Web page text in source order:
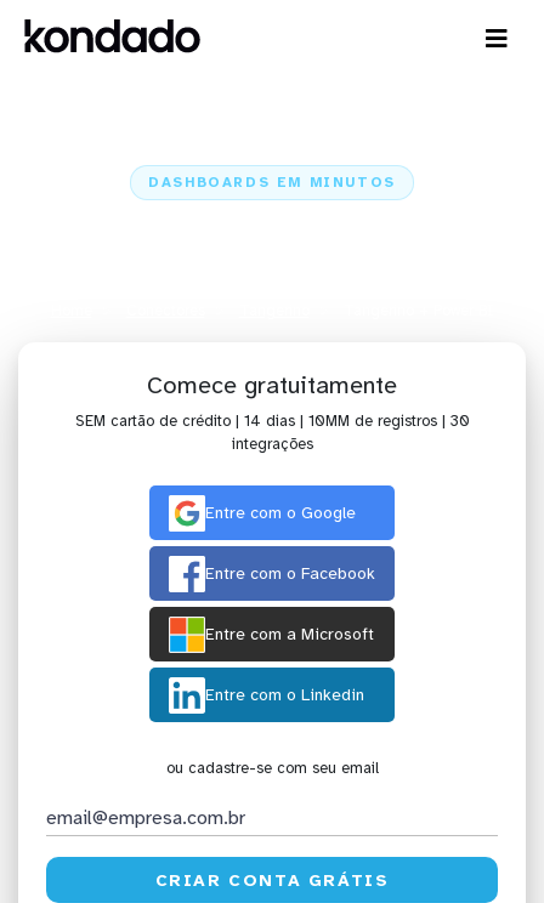
DASHBOARDS EM MINUTOS
Comece gratuitamente
SEM cartão de crédito | 14 dias | 10MM de registros | 30
integrações
Entre com o Google
Entre com o Facebook
Entre com a Microsoft
Entre com o Linkedin
ou cadastre-se com seu email